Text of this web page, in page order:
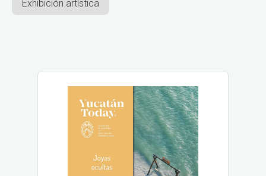
Exhibición artística